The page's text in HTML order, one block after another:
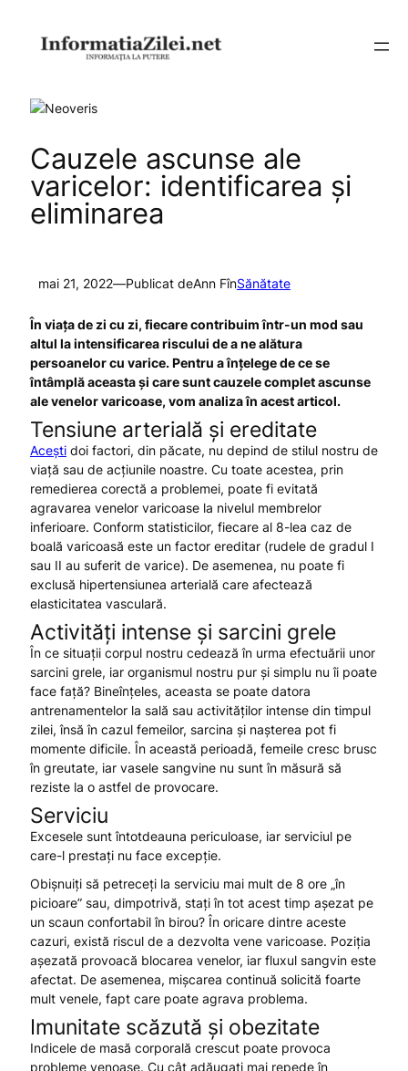
conținut
Cauzele ascunse ale
varicelor: identificarea și
eliminarea
mai 21, 2022—Publicat deAnn FînSănătate
În viața de zi cu zi, fiecarecontribuimîntr-un mod sau
altul la intensificarea riscului de a ne alătura
persoanelor cu varice. Pentru a înțelege de ce se
întâmplă aceasta și care sunt cauzele complet ascunse
ale venelor varicoase, vom analiza în acest articol.
Tensiune arterială și ereditate
Aceștidoi factori, din păcate, nu depind de stilul nostru de
viață sau de acțiunile noastre. Cu toate acestea, prin
remedierea corectă a problemei, poate fi evitată
agravarea venelor varicoase la nivelul membrelor
inferioare. Conform statisticilor, fiecare al 8-lea caz de
boală varicoasă este un factor ereditar (rudele de gradul I
sau II au suferit de varice). De asemenea, nu poate fi
exclusă hipertensiunea arterială care afectează
elasticitatea vasculară.
Activități intense și sarcini grele
În ce situații corpul nostru cedează în urma efectuării unor
sarcini grele, iar organismul nostru pur și simplu nu îi poate
face față? Bineînțeles, aceasta se poate datora
antrenamentelor la sală sau activităților intense din timpul
zilei, însă în cazul femeilor, sarcina și nașterea pot fi
momente dificile. În această perioadă, femeile cresc brusc
în greutate, iar vasele sangvine nu sunt în măsură să
reziste la o astfel de provocare.
Serviciu
Excesele sunt întotdeauna periculoase, iar serviciul pe
care-l prestați nu face excepție.
Obișnuiți să petreceți la serviciu mai mult de 8 ore „în
picioare” sau, dimpotrivă, stați în tot acest timp așezat pe
un scaun confortabil în birou? În oricare dintre aceste
cazuri, există riscul de a dezvolta vene varicoase. Poziția
așezată provoacă blocarea venelor, iar fluxul sangvin este
afectat. De asemenea, mișcarea continuă solicită foarte
mult venele, fapt care poate agrava problema.
Imunitate scăzută și obezitate
Indicele de masă corporală crescut poate provoca
probleme venoase. Cu cât adăugați mai repede în